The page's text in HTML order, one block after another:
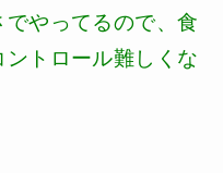
やってるので、食
トロール難しくな